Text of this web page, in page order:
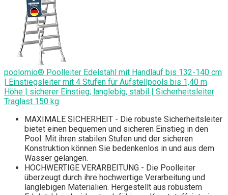
poolomio® Poolleiter Edelstahl mit Handlauf bis 132-140 cm
| Einstiegsleiter mit 4 Stufen für Aufstellpools bis 1,40 m
Höhe | sicherer Einstieg, langlebig, stabil | Sicherheitsleiter
Traglast 150 kg
MAXIMALE SICHERHEIT - Die robuste Sicherheitsleiter
bietet einen bequemen und sicheren Einstieg in den
Pool. Mit ihren stabilen Stufen und der sicheren
Konstruktion können Sie bedenkenlos in und aus dem
Wasser gelangen.
HOCHWERTIGE VERARBEITUNG - Die Poolleiter
überzeugt durch ihre hochwertige Verarbeitung und
langlebigen Materialien. Hergestellt aus robustem